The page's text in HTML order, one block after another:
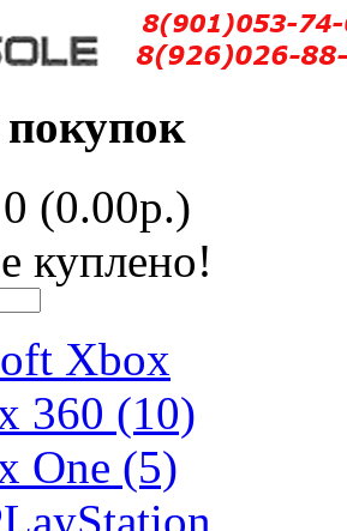
(0.00р.)
куплено!
Xbox
360 (10)
One (5)